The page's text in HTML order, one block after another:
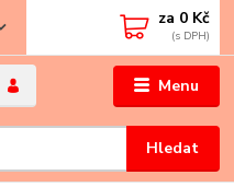
Menu
Hledat
za 0 Kč